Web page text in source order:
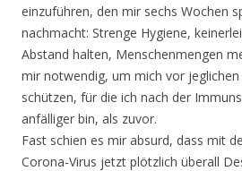
einzuführen, den mir sechs Wochen
nachmacht: Strenge Hygiene,
Abstand halten, Menschenmengen
mir notwendig, um mich vor
schützen, für die ich nach der
anfälliger bin, als zuvor.
Fast schien es mir absurd, dass mit
Corona-Virus jetzt plötzlich überall